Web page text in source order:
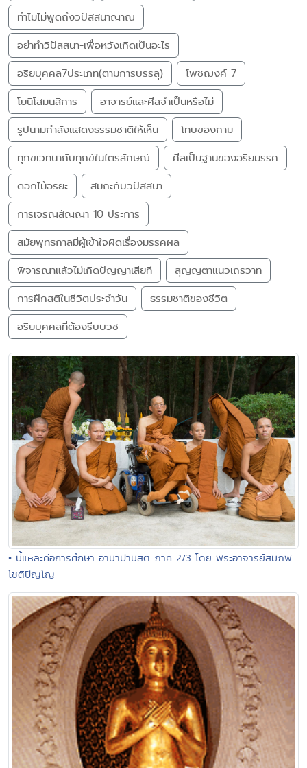
ทำไมไม่พูดถึงวิปัสสนาญาณ
อย่าทำวิปัสสนา-เพื่อหวังเกิดเป็นอะไร
อริยบุคคล7ประเภท(ตามการบรรลุ)
โพชฌงค์ 7
โยนิโสมนสิการ
อาจารย์และศีลจำเป็นหรือไม่
รูปนามกำลังแสดงธรรมชาติให้เห็น
โทษของกาม
ทุกขเวทนากับทุกข์ในไตรลักษณ์
ศีลเป็นฐานของอริยมรรค
ดอกไม้อริยะ
สมถะกับวิปัสสนา
การเจริญสัญญา 10 ประการ
สมัยพุทธกาลมีผู้เข้าใจผิดเรื่องมรรคผล
พิจารณาแล้วไม่เกิดปัญญาเสียที
สุญญตาแนวเถรวาท
การฝึกสติในชีวิตประจำวัน
ธรรมชาติของชีวิต
อริยบุคคลที่ต้องรีบบวช
• นี้แหละคือการศึกษา อานาปานสติ ภาค 2/3 โดย พระอาจารย์สมภพ
โชติปัญโญ